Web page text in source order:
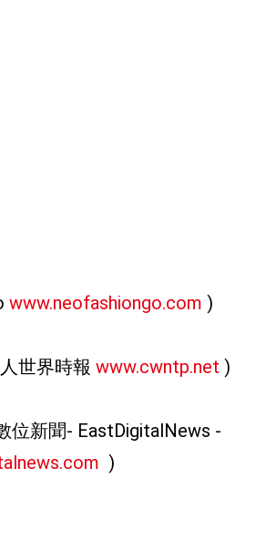
www.neofashiongo.com )
世界時報 www.cwntp.net )
位新聞- EastDigitalNews -
)